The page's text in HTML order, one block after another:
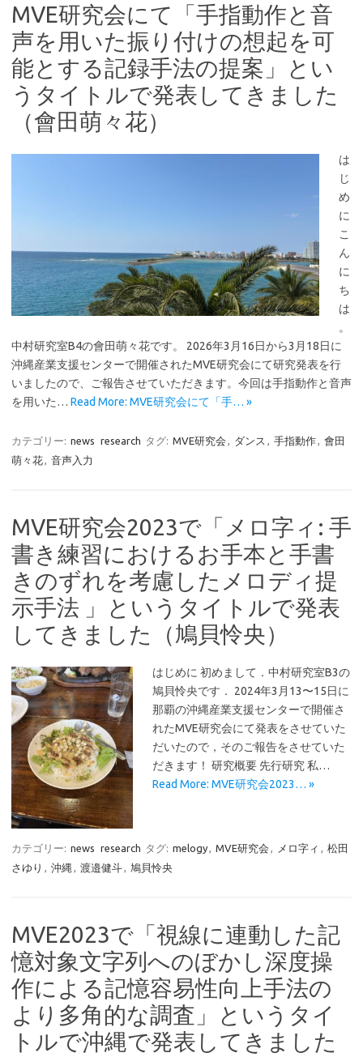
MVE研究会にて「手指動作と音
声を用いた振り付けの想起を可
能とする記録手法の提案」とい
うタイトルで発表してきました
（會田萌々花）
は
じ
め
に
こ
ん
に
ち
は
。
中村研究室B4の會田萌々花です。 2026年3月16日から3月18日に
沖縄産業支援センターで開催されたMVE研究会にて研究発表を行
いましたので、ご報告させていただきます。今回は手指動作と音声
を用いた… Read More: MVE研究会にて「手… »
カテゴリー: news research タグ: MVE研究会 , ダンス , 手指動作, 會田
萌々花, 音声入力
MVE研究会2023で「メロ字ィ: 手
書き練習におけるお手本と手書
きのずれを考慮したメロディ提
示手法 」というタイトルで発表
してきました（鳩貝怜央）
はじめに 初めまして．中村研究室B3の
鳩貝怜央です． 2024年3月13〜15日に
那覇の沖縄産業支援センターで開催さ
れたMVE研究会にて発表をさせていた
だいたので，そのご報告をさせていた
だきます！ 研究概要 先行研究 私…
Read More: MVE研究会2023… »
カテゴリー: news research タグ: melogy, MVE研究会 , メロ字ィ , 松田
さゆり , 沖縄 , 渡邉健斗, 鳩貝怜央
MVE2023で「視線に連動した記
憶対象文字列へのぼかし深度操
作による記憶容易性向上手法の
より多角的な調査」というタイ
トルで沖縄で発表してきました